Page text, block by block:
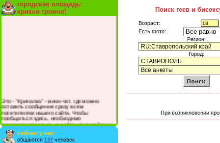
городская площадь:
крикни громче!
Это - "Кричалка" - мини-чат, где можно
оставить сообщение сразу всем
посетителям нашего сайта. Чтобы
пообщаться здесь, необходимо
зарегистрироваться на сайте и/или войти со
своими логином и паролем.
сейчас у нас
общаются 137 человек
Поиск геев и
Возраст:
Есть фото:
Регион:
Город:
При возникновении